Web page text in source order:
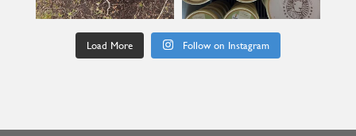
Load More Follow on Instagram